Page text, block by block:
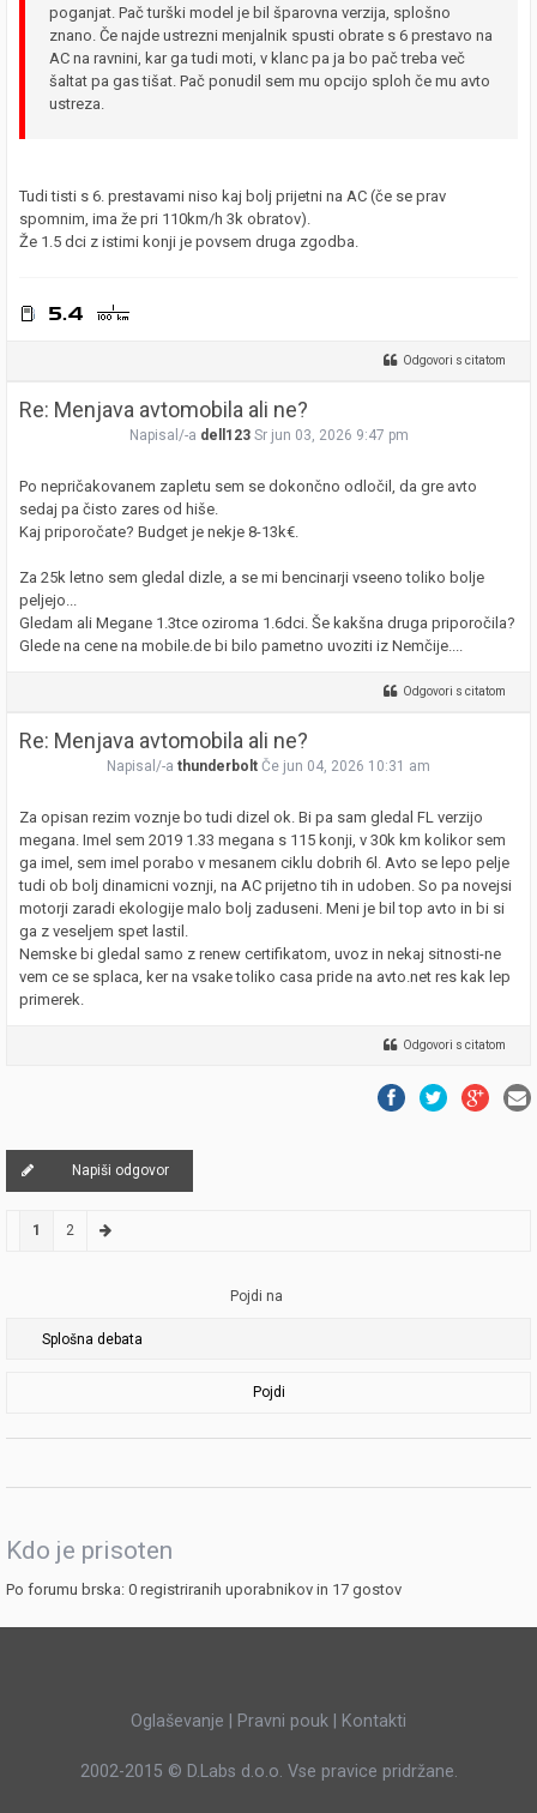
poganjat. Pač turški model je bil šparovna verzija, splošno
znano. Če najde ustrezni menjalnik spusti obrate s 6 prestavo na
AC na ravnini, kar ga tudi moti, v klanc pa ja bo pač treba več
šaltat pa gas tišat. Pač ponudil sem mu opcijo sploh če mu avto
ustreza.
Tudi tisti s 6. prestavami niso kaj bolj prijetni na AC (če se prav
spomnim, ima že pri 110km/h 3k obratov).
Že 1.5 dci z istimi konji je povsem druga zgodba.
Odgovori s citatom
Re: Menjava avtomobila ali ne?
Napisal/-a dell123 Sr jun 03, 2026 9:47 pm
Po nepričakovanem zapletu sem se dokončno odločil, da gre avto
sedaj pa čisto zares od hiše.
Kaj priporočate? Budget je nekje 8-13k€.
Za 25k letno sem gledal dizle, a se mi bencinarji vseeno toliko bolje
peljejo...
Gledam ali Megane 1.3tce oziroma 1.6dci. Še kakšna druga priporočila?
Glede na cene na mobile.de bi bilo pametno uvoziti iz Nemčije....
Odgovori s citatom
Re: Menjava avtomobila ali ne?
Napisal/-a thunderbolt Če jun 04, 2026 10:31 am
Za opisan rezim voznje bo tudi dizel ok. Bi pa sam gledal FL verzijo
megana. Imel sem 2019 1.33 megana s 115 konji, v 30k km kolikor sem
ga imel, sem imel porabo v mesanem ciklu dobrih 6l. Avto se lepo pelje
tudi ob bolj dinamicni voznji, na AC prijetno tih in udoben. So pa novejsi
motorji zaradi ekologije malo bolj zaduseni. Meni je bil top avto in bi si
ga z veseljem spet lastil.
Nemske bi gledal samo z renew certifikatom, uvoz in nekaj sitnosti-ne
vem ce se splaca, ker na vsake toliko casa pride na avto.net res kak lep
primerek.
Odgovori s citatom
Napiši odgovor
1 2
Pojdi na
Pojdi
Kdo je prisoten
Po forumu brska: 0 registriranih uporabnikov in 17 gostov
Oglaševanje Pravni pouk Kontakti
2002-2015 © D.Labs d.o.o. Vse pravice pridržane.